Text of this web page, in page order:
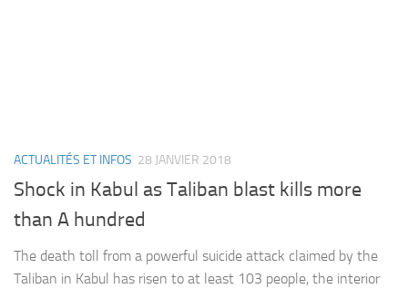
ACTUALITÉS ET INFOS 28 JANVIER 2018
Shock in Kabul as Taliban blast kills more
than A hundred
The death toll from a powerful suicide attack claimed by the
Taliban in Kabul has risen to at least 103 people, the interior